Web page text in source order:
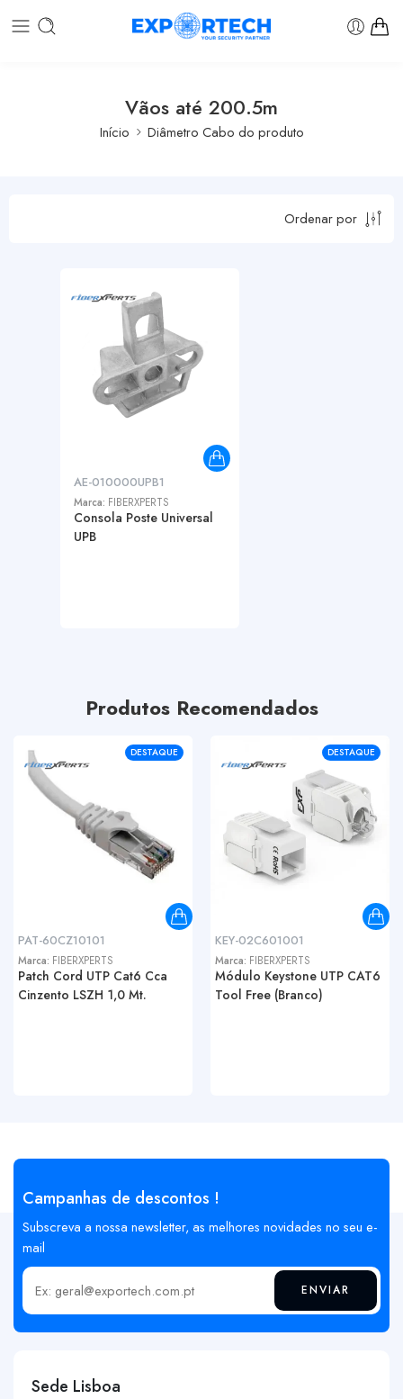
Vãos até 200.5m
Início Diâmetro Cabo do produto
Ordenar por
AE-010000UPB1
Marca: FIBERXPERTS
Consola Poste Universal
UPB
Produtos Recomendados
DESTAQUE
PAT-60CZ10101
Marca: FIBERXPERTS
Patch Cord UTP Cat6 Cca
Cinzento LSZH 1,0 Mt.
DESTAQUE
KEY-02C601001
Marca: FIBERXPERTS
Módulo Keystone UTP CAT6
Tool Free (Branco)
Campanhas de descontos !
Subscreva a nossa newsletter, as melhores novidades no seu e-
mail
Insira o seu email ENVIAR
Sede Lisboa